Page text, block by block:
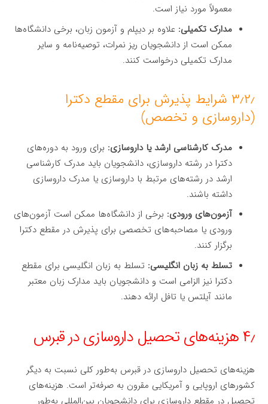
معمولاً مورد نیاز است.
مدارک تکمیلی: علاوه بر دیپلم و آزمون زبان، برخی دانشگاه‌ها
ممکن است از دانشجویان ریز نمرات، توصیه‌نامه و سایر
مدارک تکمیلی درخواست کنند.
۳٫۲٫ شرایط پذیرش برای مقطع دکترا
(داروسازی و تخصص)
مدرک کارشناسی ارشد یا داروسازی: برای ورود به دوره‌های
دکترا در رشته داروسازی، دانشجویان باید مدرک کارشناسی
ارشد در رشته‌های مرتبط با داروسازی یا مدرک داروسازی
داشته باشند.
آزمون‌های ورودی: برخی از دانشگاه‌ها ممکن است آزمون‌های
ورودی یا مصاحبه‌های تخصصی برای پذیرش در مقطع دکترا
برگزار کنند.
تسلط به زبان انگلیسی: تسلط به زبان انگلیسی برای مقطع
دکترا نیز الزامی است و دانشجویان باید مدارک زبان معتبر
مانند آیلتس یا تافل ارائه دهند.
۴٫ هزینه‌های تحصیل داروسازی در قبرس
هزینه‌های تحصیل داروسازی در قبرس به‌طور کلی نسبت به دیگر
کشورهای اروپایی و آمریکایی مقرون به صرفه‌تر است. هزینه‌های
تحصیل در مقطع داروسازی برای دانشجویان بین‌المللی به‌طور